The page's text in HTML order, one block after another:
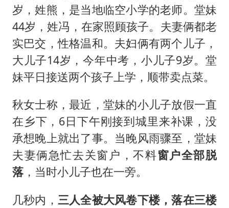
岁，姓熊，是当地临空小学的老师。堂妹
44岁，姓冯，在家照顾孩子。夫妻俩都老
实巴交，性格温和。夫妇俩有两个儿子，
大儿子14岁，今年中考，小儿子9岁。堂
妹平日接送两个孩子上学，顺带卖点菜。
秋女士称，最近，堂妹的小儿子放假一直
在乡下，6日下午刚接到城里来补课，没
承想晚上就出了事。当晚风雨骤至，堂妹
夫妻俩急忙去关窗户，不料窗户全部脱
落，当时小儿子也在一旁。
几秒内， 三人全被大风卷下楼，落在三楼